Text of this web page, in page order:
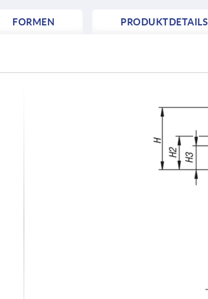
FORMEN PRODUKTDETAILS